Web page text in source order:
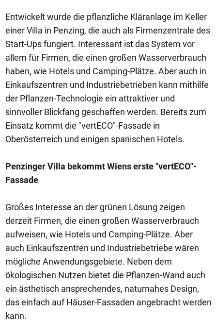
Entwickelt wurde die pflanzliche Kläranlage im Keller
einer Villa in Penzing, die auch als Firmenzentrale des
Start-Ups fungiert. Interessant ist das System vor
allem für Firmen, die einen großen Wasserverbrauch
haben, wie Hotels und Camping-Plätze. Aber auch in
Einkaufszentren und Industriebetrieben kann mithilfe
der Pflanzen-Technologie ein attraktiver und
sinnvoller Blickfang geschaffen werden. Bereits zum
Einsatz kommt die "vertECO"-Fassade in
Oberösterreich und einigen spanischen Hotels.
Penzinger Villa bekommt Wiens erste "vertECO"-
Fassade
Großes Interesse an der grünen Lösung zeigen
derzeit Firmen, die einen großen Wasserverbrauch
aufweisen, wie Hotels und Camping-Plätze. Aber
auch Einkaufszentren und Industriebetriebe wären
mögliche Anwendungsgebiete. Neben dem
ökologischen Nutzen bietet die Pflanzen-Wand auch
ein ästhetisch ansprechendes, naturnahes Design,
das einfach auf Häuser-Fassaden angebracht werden
kann.